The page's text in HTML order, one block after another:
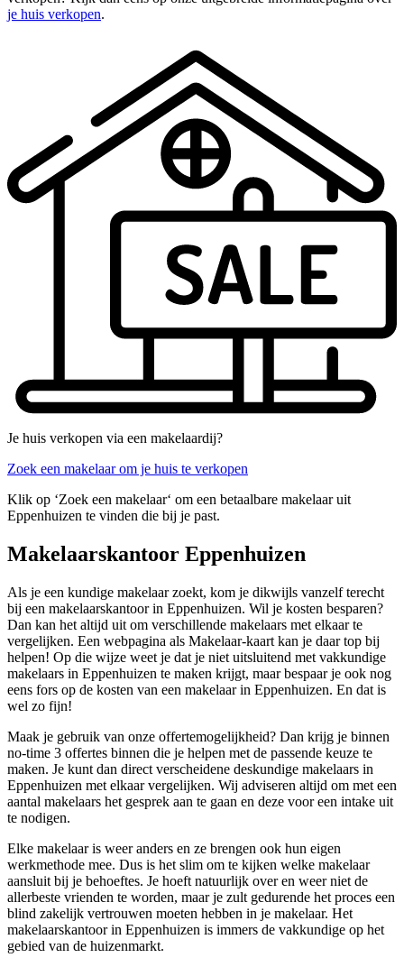
je huis verkopen.
Je huis verkopen via een makelaardij?
Zoek een makelaar om je huis te verkopen
Klik op ‘Zoek een makelaar‘ om een betaalbare makelaar uit
Eppenhuizen te vinden die bij je past.
Makelaarskantoor Eppenhuizen
Als je een kundige makelaar zoekt, kom je dikwijls vanzelf terecht
bij een makelaarskantoor in Eppenhuizen. Wil je kosten besparen?
Dan kan het altijd uit om verschillende makelaars met elkaar te
vergelijken. Een webpagina als Makelaar-kaart kan je daar top bij
helpen! Op die wijze weet je dat je niet uitsluitend met vakkundige
makelaars in Eppenhuizen te maken krijgt, maar bespaar je ook nog
eens fors op de kosten van een makelaar in Eppenhuizen. En dat is
wel zo fijn!
Maak je gebruik van onze offertemogelijkheid? Dan krijg je binnen
no-time 3 offertes binnen die je helpen met de passende keuze te
maken. Je kunt dan direct verscheidene deskundige makelaars in
Eppenhuizen met elkaar vergelijken. Wij adviseren altijd om met een
aantal makelaars het gesprek aan te gaan en deze voor een intake uit
te nodigen.
Elke makelaar is weer anders en ze brengen ook hun eigen
werkmethode mee. Dus is het slim om te kijken welke makelaar
aansluit bij je behoeftes. Je hoeft natuurlijk over en weer niet de
allerbeste vrienden te worden, maar je zult gedurende het proces een
blind zakelijk vertrouwen moeten hebben in je makelaar. Het
makelaarskantoor in Eppenhuizen is immers de vakkundige op het
gebied van de huizenmarkt.